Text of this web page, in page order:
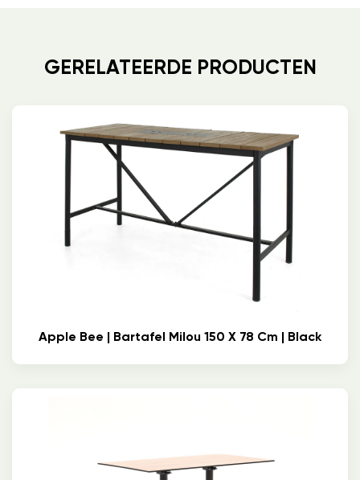
GERELATEERDE PRODUCTEN
Apple Bee | Bartafel Milou 150 X 78 Cm | Black